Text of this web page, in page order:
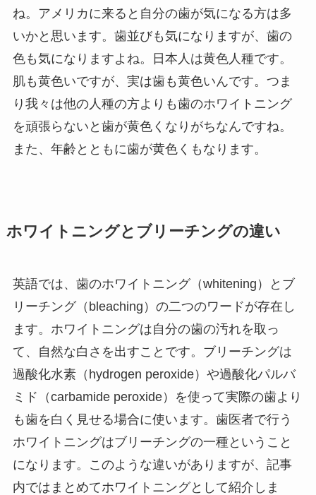
ね。アメリカに来ると自分の歯が気になる方は多
いかと思います。歯並びも気になりますが、歯の
色も気になりますよね。日本人は黄色人種です。
肌も黄色いですが、実は歯も黄色いんです。つま
り我々は他の人種の方よりも歯のホワイトニング
を頑張らないと歯が黄色くなりがちなんですね。
また、年齢とともに歯が黄色くもなります。
ホワイトニングとブリーチングの違い
英語では、歯のホワイトニング（whitening）とブ
リーチング（bleaching）の二つのワードが存在し
ます。ホワイトニングは自分の歯の汚れを取っ
て、自然な白さを出すことです。ブリーチングは
過酸化水素（hydrogen peroxide）や過酸化パルバ
ミド（carbamide peroxide）を使って実際の歯より
も歯を白く見せる場合に使います。歯医者で行う
ホワイトニングはブリーチングの一種ということ
になります。このような違いがありますが、記事
内ではまとめてホワイトニングとして紹介しま